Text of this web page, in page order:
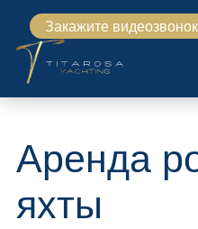
Закажите видеозвонок
Аренда
яхты